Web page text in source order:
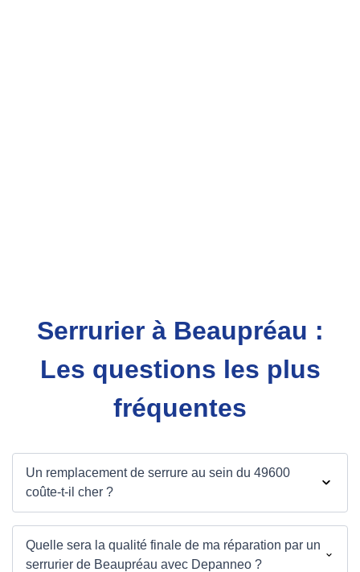
Serrurier à Beaupréau :
Les questions les plus
fréquentes
Un remplacement de serrure au sein du 49600
coûte-t-il cher ?
Quelle sera la qualité finale de ma réparation par un
serrurier de Beaupréau avec Depanneo ?